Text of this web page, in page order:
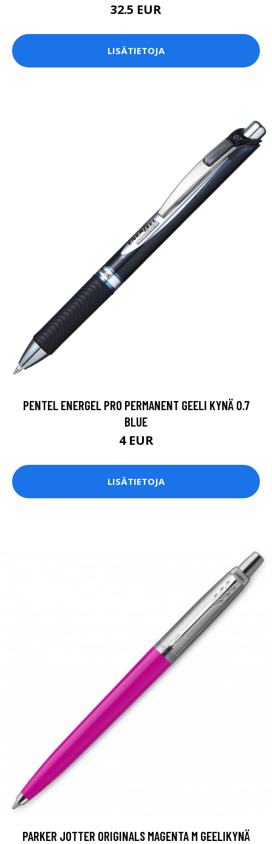
32.5 EUR
LISÄTIETOJA
PENTEL ENERGEL PRO PERMANENT GEELI KYNÄ 0.7
BLUE
4 EUR
LISÄTIETOJA
PARKER JOTTER ORIGINALS MAGENTA M GEELIKYNÄ